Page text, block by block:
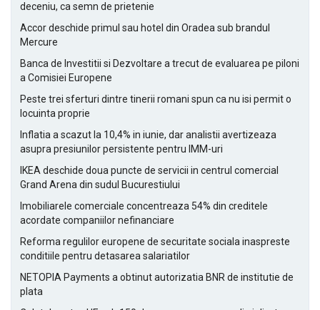
deceniu, ca semn de prietenie
Accor deschide primul sau hotel din Oradea sub brandul
Mercure
Banca de Investitii si Dezvoltare a trecut de evaluarea pe piloni
a Comisiei Europene
Peste trei sferturi dintre tinerii romani spun ca nu isi permit o
locuinta proprie
Inflatia a scazut la 10,4% in iunie, dar analistii avertizeaza
asupra presiunilor persistente pentru IMM-uri
IKEA deschide doua puncte de servicii in centrul comercial
Grand Arena din sudul Bucurestiului
Imobiliarele comerciale concentreaza 54% din creditele
acordate companiilor nefinanciare
Reforma regulilor europene de securitate sociala inaspreste
conditiile pentru detasarea salariatilor
NETOPIA Payments a obtinut autorizatia BNR de institutie de
plata